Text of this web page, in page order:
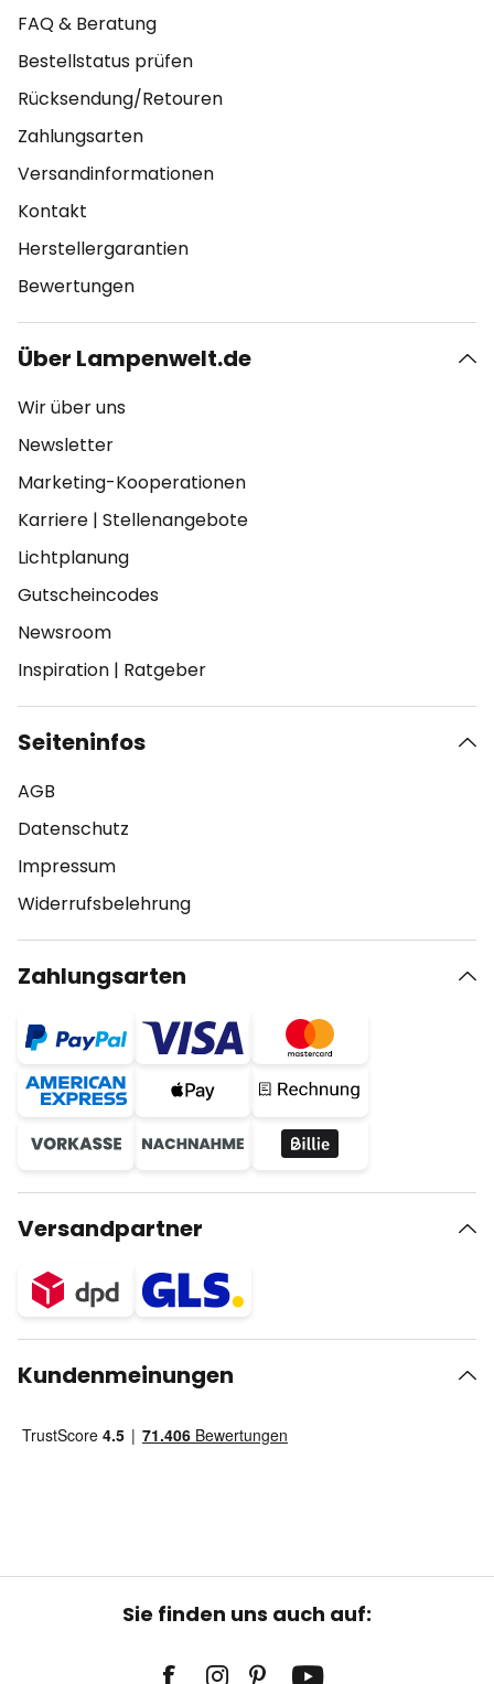
FAQ & Beratung
Bestellstatus prüfen
Rücksendung/Retouren
Zahlungsarten
Versandinformationen
Kontakt
Herstellergarantien
Bewertungen
Über Lampenwelt.de
Wir über uns
Newsletter
Marketing-Kooperationen
Karriere | Stellenangebote
Lichtplanung
Gutscheincodes
Newsroom
Inspiration | Ratgeber
Seiteninfos
AGB
Datenschutz
Impressum
Widerrufsbelehrung
Zahlungsarten
Versandpartner
Kundenmeinungen
Sie finden uns auch auf: